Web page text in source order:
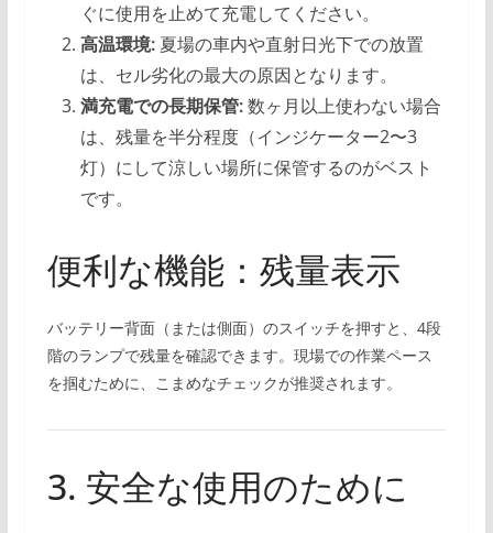
ぐに使用を止めて充電してください。
高温環境:夏場の車内や直射日光下での放置
は、セル劣化の最大の原因となります。
満充電での長期保管:数ヶ月以上使わない場合
は、残量を半分程度（インジケーター2〜3
灯）にして涼しい場所に保管するのがベスト
です。
便利な機能：残量表示
バッテリー背面（または側面）のスイッチを押すと、4段
階のランプで残量を確認できます。現場での作業ペース
を掴むために、こまめなチェックが推奨されます。
3. 安全な使用のために